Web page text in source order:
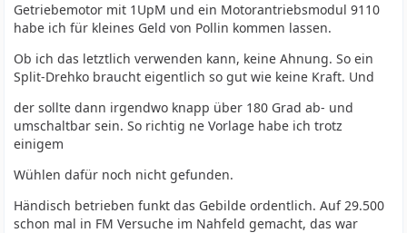
Getriebemotor mit 1UpM und ein Motorantriebsmodul 9110
habe ich für kleines Geld von Pollin kommen lassen.
Ob ich das letztlich verwenden kann, keine Ahnung. So ein
Split-Drehko braucht eigentlich so gut wie keine Kraft. Und
der sollte dann irgendwo knapp über 180 Grad ab- und
umschaltbar sein. So richtig ne Vorlage habe ich trotz
einigem
Wühlen dafür noch nicht gefunden.
Händisch betrieben funkt das Gebilde ordentlich. Auf 29.500
schon mal in FM Versuche im Nahfeld gemacht, das war